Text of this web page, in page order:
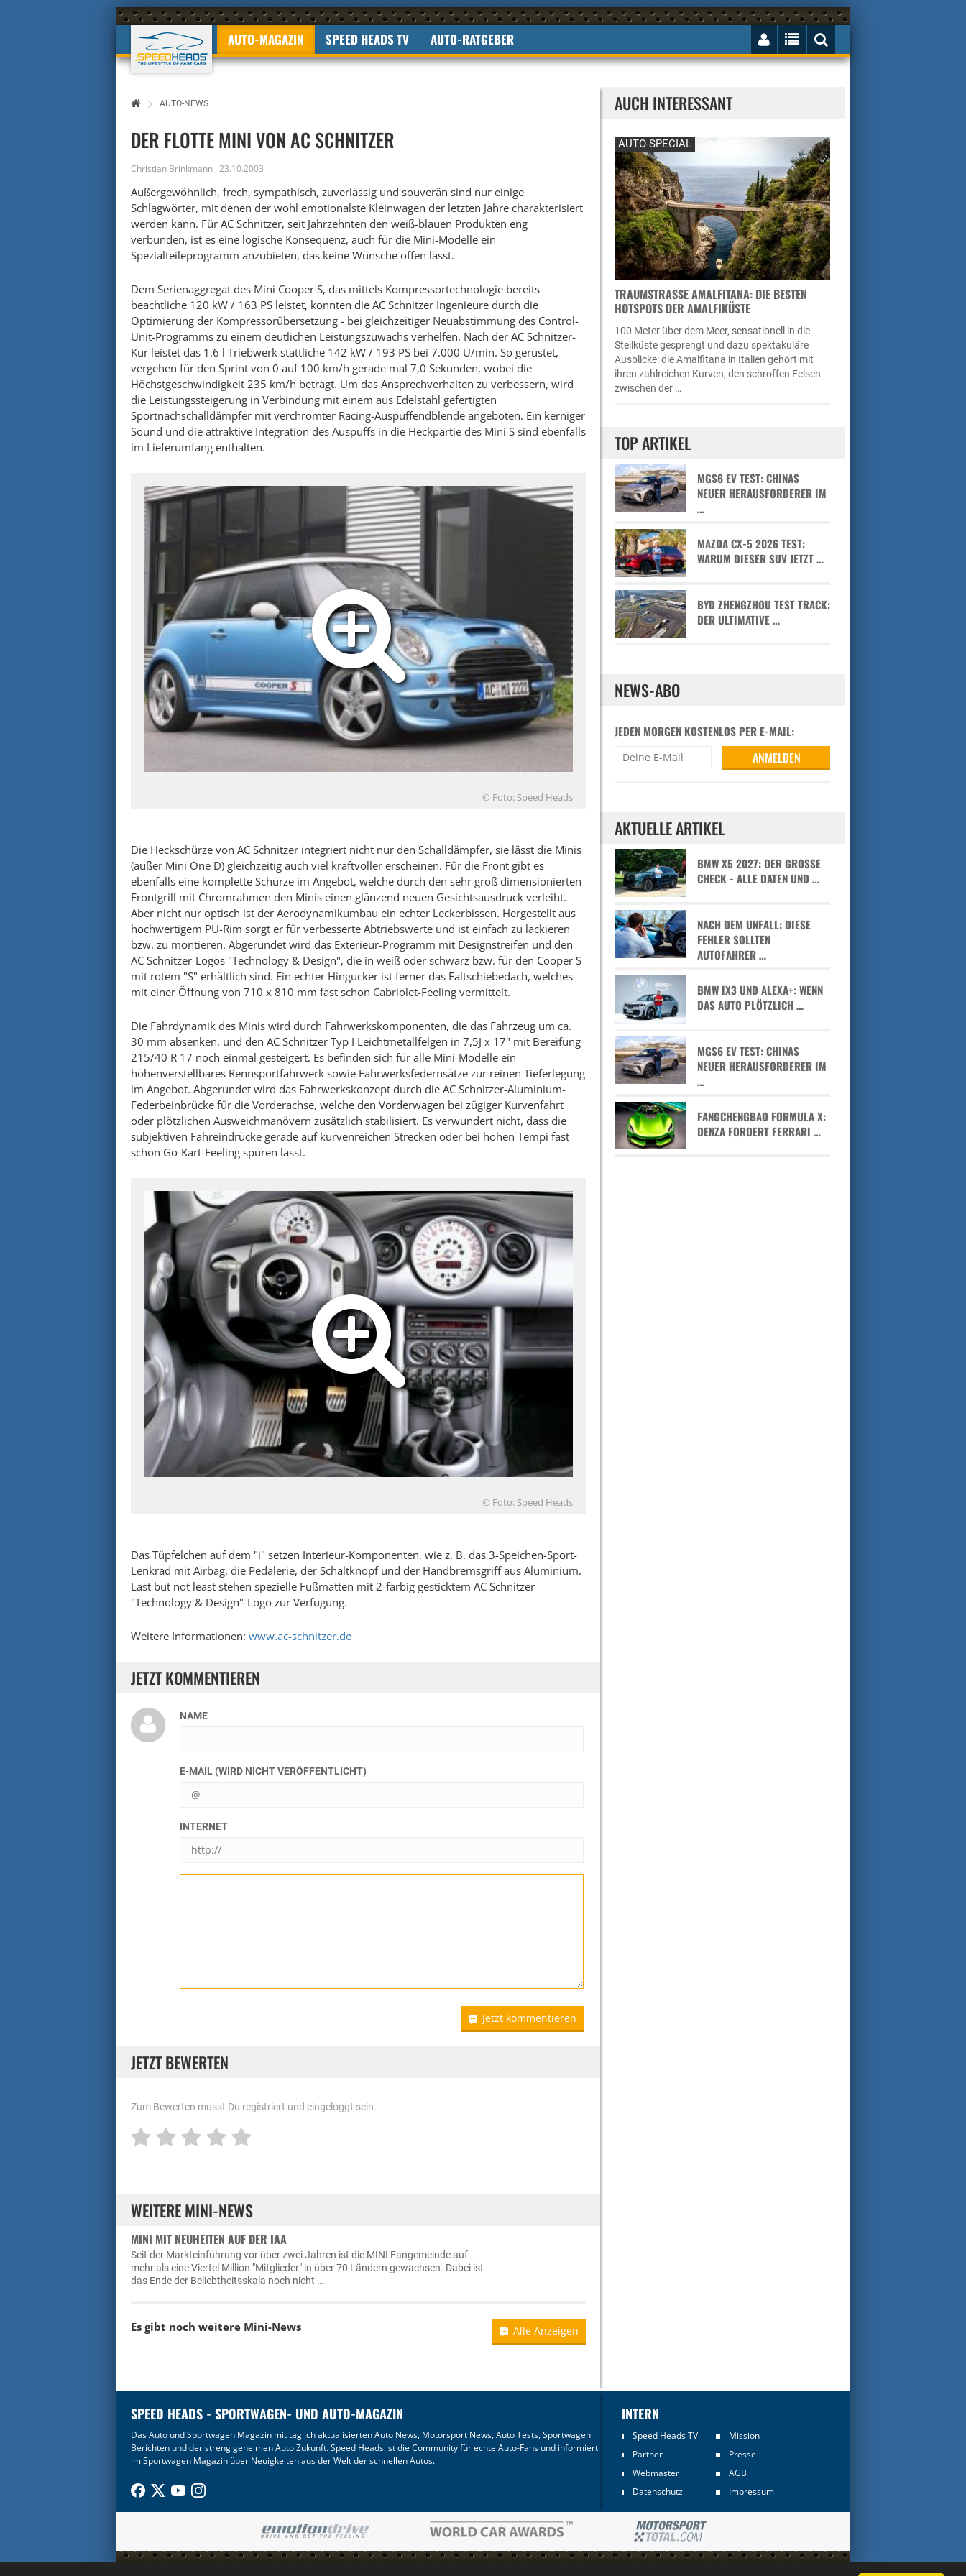
AUTO-MAGAZIN SPEED HEADS TV AUTO-RATGEBER
AUTO-NEWS
DER FLOTTE MINI VON AC SCHNITZER
Christian Brinkmann , 23.10.2003
Außergewöhnlich, frech, sympathisch, zuverlässig und souverän sind nur einige
Schlagwörter, mit denen der wohl emotionalste Kleinwagen der letzten Jahre charakterisiert
werden kann. Für AC Schnitzer, seit Jahrzehnten den weiß-blauen Produkten eng
verbunden, ist es eine logische Konsequenz, auch für die Mini-Modelle ein
Spezialteileprogramm anzubieten, das keine Wünsche offen lässt.
Dem Serienaggregat des Mini Cooper S, das mittels Kompressortechnologie bereits
beachtliche 120 kW / 163 PS leistet, konnten die AC Schnitzer Ingenieure durch die
Optimierung der Kompressorübersetzung - bei gleichzeitiger Neuabstimmung des Control-
Unit-Programms zu einem deutlichen Leistungszuwachs verhelfen. Nach der AC Schnitzer-
Kur leistet das 1.6 l Triebwerk stattliche 142 kW / 193 PS bei 7.000 U/min. So gerüstet,
vergehen für den Sprint von 0 auf 100 km/h gerade mal 7,0 Sekunden, wobei die
Höchstgeschwindigkeit 235 km/h beträgt. Um das Ansprechverhalten zu verbessern, wird
die Leistungssteigerung in Verbindung mit einem aus Edelstahl gefertigten
Sportnachschalldämpfer mit verchromter Racing-Auspuffendblende angeboten. Ein kerniger
Sound und die attraktive Integration des Auspuffs in die Heckpartie des Mini S sind ebenfalls
im Lieferumfang enthalten.
© Foto: Speed Heads
Die Heckschürze von AC Schnitzer integriert nicht nur den Schalldämpfer, sie lässt die Minis
(außer Mini One D) gleichzeitig auch viel kraftvoller erscheinen. Für die Front gibt es
ebenfalls eine komplette Schürze im Angebot, welche durch den sehr groß dimensionierten
Frontgrill mit Chromrahmen den Minis einen glänzend neuen Gesichtsausdruck verleiht.
Aber nicht nur optisch ist der Aerodynamikumbau ein echter Leckerbissen. Hergestellt aus
hochwertigem PU-Rim sorgt er für verbesserte Abtriebswerte und ist einfach zu lackieren
bzw. zu montieren. Abgerundet wird das Exterieur-Programm mit Designstreifen und den
AC Schnitzer-Logos "Technology & Design", die in weiß oder schwarz bzw. für den Cooper S
mit rotem "S" erhältlich sind. Ein echter Hingucker ist ferner das Faltschiebedach, welches
mit einer Öffnung von 710 x 810 mm fast schon Cabriolet-Feeling vermittelt.
Die Fahrdynamik des Minis wird durch Fahrwerkskomponenten, die das Fahrzeug um ca.
30 mm absenken, und den AC Schnitzer Typ I Leichtmetallfelgen in 7,5J x 17" mit Bereifung
215/40 R 17 noch einmal gesteigert. Es befinden sich für alle Mini-Modelle ein
höhenverstellbares Rennsportfahrwerk sowie Fahrwerksfedernsätze zur reinen Tieferlegung
im Angebot. Abgerundet wird das Fahrwerkskonzept durch die AC Schnitzer-Aluminium-
Federbeinbrücke für die Vorderachse, welche den Vorderwagen bei zügiger Kurvenfahrt
oder plötzlichen Ausweichmanövern zusätzlich stabilisiert. Es verwundert nicht, dass die
subjektiven Fahreindrücke gerade auf kurvenreichen Strecken oder bei hohen Tempi fast
schon Go-Kart-Feeling spüren lässt.
© Foto: Speed Heads
Das Tüpfelchen auf dem "i" setzen Interieur-Komponenten, wie z. B. das 3-Speichen-Sport-
Lenkrad mit Airbag, die Pedalerie, der Schaltknopf und der Handbremsgriff aus Aluminium.
Last but not least stehen spezielle Fußmatten mit 2-farbig gesticktem AC Schnitzer
"Technology & Design"-Logo zur Verfügung.
Weitere Informationen: www.ac-schnitzer.de
JETZT KOMMENTIEREN
NAME
E-MAIL (WIRD NICHT VERÖFFENTLICHT)
INTERNET
Jetzt kommentieren
JETZT BEWERTEN
Zum Bewerten musst Du registriert und eingeloggt sein.
WEITERE MINI-NEWS
MINI MIT NEUHEITEN AUF DER IAA
Seit der Markteinführung vor über zwei Jahren ist die MINI Fangemeinde auf
mehr als eine Viertel Million "Mitglieder" in über 70 Ländern gewachsen. Dabei ist
das Ende der Beliebtheitsskala noch nicht …
Es gibt noch weitere Mini-News Alle Anzeigen
AUCH INTERESSANT
AUTO-SPECIAL
TRAUMSTRASSE AMALFITANA: DIE BESTEN H
OTSPOTS DER AMALFIKÜSTE
100 Meter über dem Meer, sensationell in die
Steilküste gesprengt und dazu spektakuläre
Ausblicke: die Amalfitana in Italien gehört mit
ihren zahlreichen Kurven, den schroffen Felsen
zwischen der …
TOP ARTIKEL
MGS6 EV TEST: CHINAS
NEUER HERAUSFORDERER IM
…
MAZDA CX-5 2026 TEST:
WARUM DIESER SUV JETZT …
BYD ZHENGZHOU TEST TRACK:
DER ULTIMATIVE …
NEWS-ABO
JEDEN MORGEN KOSTENLOS PER E-MAIL:
AKTUELLE ARTIKEL
BMW X5 2027: DER GROSSE C
HECK - ALLE DATEN UND …
NACH DEM UNFALL: DIESE
FEHLER SOLLTEN
AUTOFAHRER …
BMW IX3 UND ALEXA+: WENN
DAS AUTO PLÖTZLICH …
MGS6 EV TEST: CHINAS
NEUER HERAUSFORDERER IM
…
FANGCHENGBAO FORMULA X:
DENZA FORDERT FERRARI …
SPEED HEADS - SPORTWAGEN- UND AUTO-MAGAZIN
Das Auto und Sportwagen Magazin mit täglich aktualisiertenAuto News, Motorsport News,Auto Tests, Sportwagen
Berichten und der streng geheimenAuto Zukunft. Speed Heads ist die Community für echte Auto-Fans und informiert
imSportwagen Magazin über Neuigkeiten aus der Welt der schnellen Autos.
INTERN
Speed Heads TV
Mission
Partner
Presse
Webmaster
AGB
Datenschutz
Impressum